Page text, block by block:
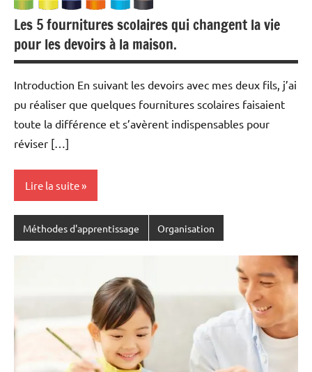
Les 5 fournitures scolaires qui changent la vie
pour les devoirs à la maison.
Introduction En suivant les devoirs avec mes deux fils, j’ai
pu réaliser que quelques fournitures scolaires faisaient
toute la différence et s’avèrent indispensables pour
réviser […]
Lire la suite
Méthodes d'apprentissage Organisation